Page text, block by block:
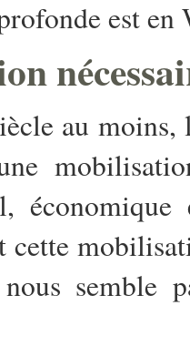
est
au
cette
semble